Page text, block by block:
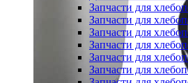
Запчасти для
Запчасти для
Запчасти для
Запчасти для
Запчасти для
Запчасти для